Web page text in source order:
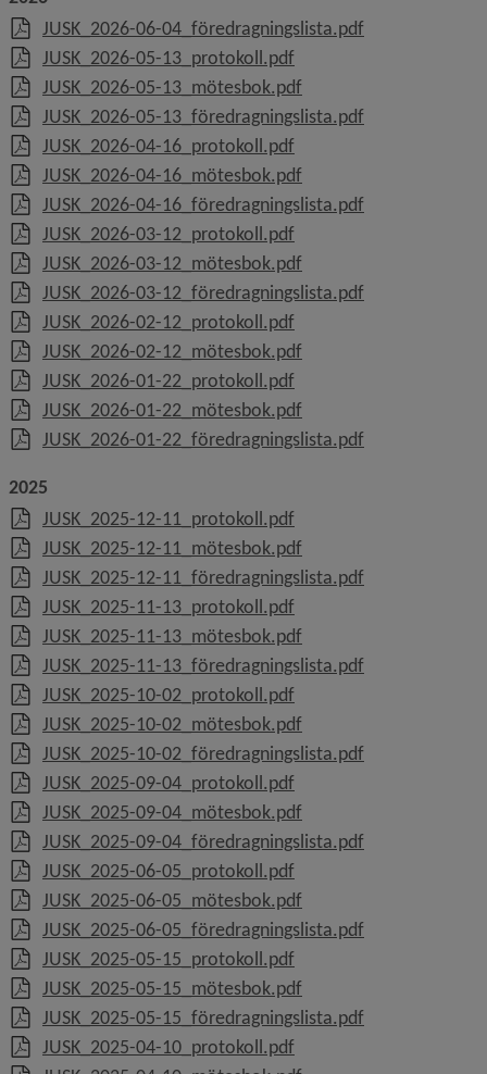
JUSK_2026-06-04_föredragningslista.pdf, 461.4 kB,
JUSK_2026-05-13_protokoll.pdf, 1.1 MB, öppnas i nytt
JUSK_2026-05-13_mötesbok.pdf, 6.7 MB, öppnas i nytt
JUSK_2026-05-13_föredragningslista.pdf, 617.3 kB,
JUSK_2026-04-16_protokoll.pdf, 1 MB, öppnas i nytt
JUSK_2026-04-16_mötesbok.pdf, 5 MB, öppnas i nytt
JUSK_2026-04-16_föredragningslista.pdf, 199.6 kB,
JUSK_2026-03-12_protokoll.pdf, 1.1 MB, öppnas i nytt
JUSK_2026-03-12_mötesbok.pdf, 2 MB, öppnas i nytt
JUSK_2026-03-12_föredragningslista.pdf, 515.4 kB,
JUSK_2026-02-12_protokoll.pdf, 1.1 MB, öppnas i nytt
JUSK_2026-02-12_mötesbok.pdf, 2.9 MB, öppnas i nytt
JUSK_2026-01-22_protokoll.pdf, 1.1 MB, öppnas i nytt
JUSK_2026-01-22_mötesbok.pdf, 24.1 MB, öppnas i
JUSK_2026-01-22_föredragningslista.pdf, 532.5 kB,
2025
JUSK_2025-12-11_protokoll.pdf, 709.5 kB, öppnas i
JUSK_2025-12-11_mötesbok.pdf, 10.6 MB, öppnas i
JUSK_2025-12-11_föredragningslista.pdf, 137 kB,
JUSK_2025-11-13_protokoll.pdf, 1.1 MB, öppnas i nytt
JUSK_2025-11-13_mötesbok.pdf, 10.6 MB, öppnas i
JUSK_2025-11-13_föredragningslista.pdf, 541.2 kB,
JUSK_2025-10-02_protokoll.pdf, 1.2 MB, öppnas i nytt
JUSK_2025-10-02_mötesbok.pdf, 29.2 MB, öppnas i
JUSK_2025-10-02_föredragningslista.pdf, 422.2 kB,
JUSK_2025-09-04_protokoll.pdf, 1.2 MB, öppnas i nytt
JUSK_2025-09-04_mötesbok.pdf, 6.5 MB, öppnas i nytt
JUSK_2025-09-04_föredragningslista.pdf, 534.8 kB,
JUSK_2025-06-05_protokoll.pdf, 1.2 MB, öppnas i nytt
JUSK_2025-06-05_mötesbok.pdf, 6.7 MB, öppnas i nytt
JUSK_2025-06-05_föredragningslista.pdf, 423.8 kB,
JUSK_2025-05-15_protokoll.pdf, 1.3 MB, öppnas i nytt
JUSK_2025-05-15_mötesbok.pdf, 69.6 MB, öppnas i
JUSK_2025-05-15_föredragningslista.pdf, 531 kB,
JUSK_2025-04-10_protokoll.pdf, 1.3 MB, öppnas i nytt